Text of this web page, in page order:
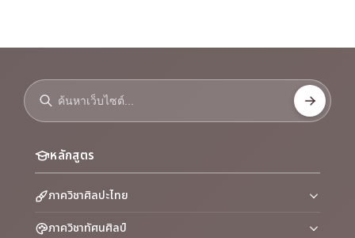
หลักสูตร
ภาควิชาศิลปะไทย
ภาควิชาทัศนศิลป์